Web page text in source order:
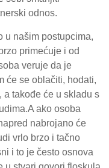
odnos.
u našim postupcima,
primećuje i od
veruje da je
će se oblačiti, hodati,
a takođe će u skladu s
ako osoba
nabrojano će
vrlo brzo i tačno
i to je često osnova